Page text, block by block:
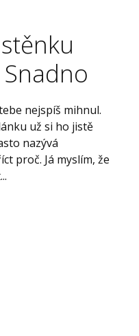
nejspíš mihnul.
už si ho jistě
nazývá
proč. Já myslím, že